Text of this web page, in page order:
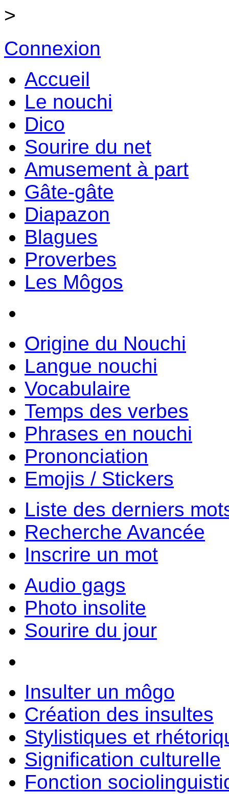
>
Connexion
Accueil
Le nouchi
Dico
Sourire du net
Amusement à part
Gâte-gâte
Diapazon
Blagues
Proverbes
Les Môgos
Origine du Nouchi
Langue nouchi
Vocabulaire
Temps des verbes
Phrases en nouchi
Prononciation
Emojis / Stickers
Liste des derniers
Recherche Avancée
Inscrire un mot
Audio gags
Photo insolite
Sourire du jour
Insulter un môgo
Création des insultes
Stylistiques et
Signification culturelle
Fonction